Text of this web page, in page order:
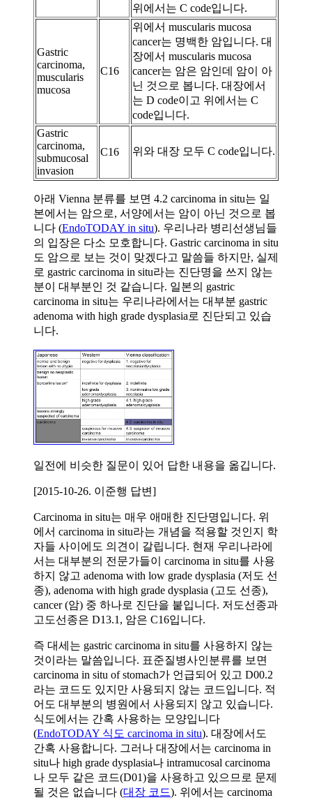
위에서는 C code입니다.
Gastric
carcinoma,
muscularis
mucosa
C16
위에서 muscularis mucosa
cancer는 명백한 암입니다. 대
장에서 muscularis mucosa
cancer는 암은 암인데 암이 아
닌 것으로 봅니다. 대장에서
는 D code이고 위에서는 C
code입니다.
Gastric
carcinoma,
submucosal
invasion
C16 위와 대장 모두 C code입니다.
아래 Vienna 분류를 보면 4.2 carcinoma in situ는 일
본에서는 암으로, 서양에서는 암이 아닌 것으로 봅
니다 (EndoTODAY in situ). 우리나라 병리선생님들
의 입장은 다소 모호합니다. Gastric carcinoma in situ
도 암으로 보는 것이 맞겠다고 말씀들 하지만, 실제
로 gastric carcinoma in situ라는 진단명을 쓰지 않는
분이 대부분인 것 같습니다. 일본의 gastric
carcinoma in situ는 우리나라에서는 대부분 gastric
adenoma with high grade dysplasia로 진단되고 있습
니다.
일전에 비슷한 질문이 있어 답한 내용을 옮깁니다.
[2015-10-26. 이준행 답변]
Carcinoma in situ는 매우 애매한 진단명입니다. 위
에서 carcinoma in situ라는 개념을 적용할 것인지 학
자들 사이에도 의견이 갈립니다. 현재 우리나라에
서는 대부분의 전문가들이 carcinoma in situ를 사용
하지 않고 adenoma with low grade dysplasia (저도 선
종), adenoma with high grade dysplasia (고도 선종),
cancer (암) 중 하나로 진단을 붙입니다. 저도선종과
고도선종은 D13.1, 암은 C16입니다.
즉 대세는 gastric carcinoma in situ를 사용하지 않는
것이라는 말씀입니다. 표준질병사인분류를 보면
carcinoma in situ of stomach가 언급되어 있고 D00.2
라는 코드도 있지만 사용되지 않는 코드입니다. 적
어도 대부분의 병원에서 사용되지 않고 있습니다.
식도에서는 간혹 사용하는 모양입니다
(EndoTODAY 식도 carcinoma in situ). 대장에서도
간혹 사용합니다. 그러나 대장에서는 carcinoma in
situ나 high grade dysplasia나 intramucosal carcinoma
나 모두 같은 코드(D01)을 사용하고 있으므로 문제
될 것은 없습니다 (대장 코드). 위에서는 carcinoma